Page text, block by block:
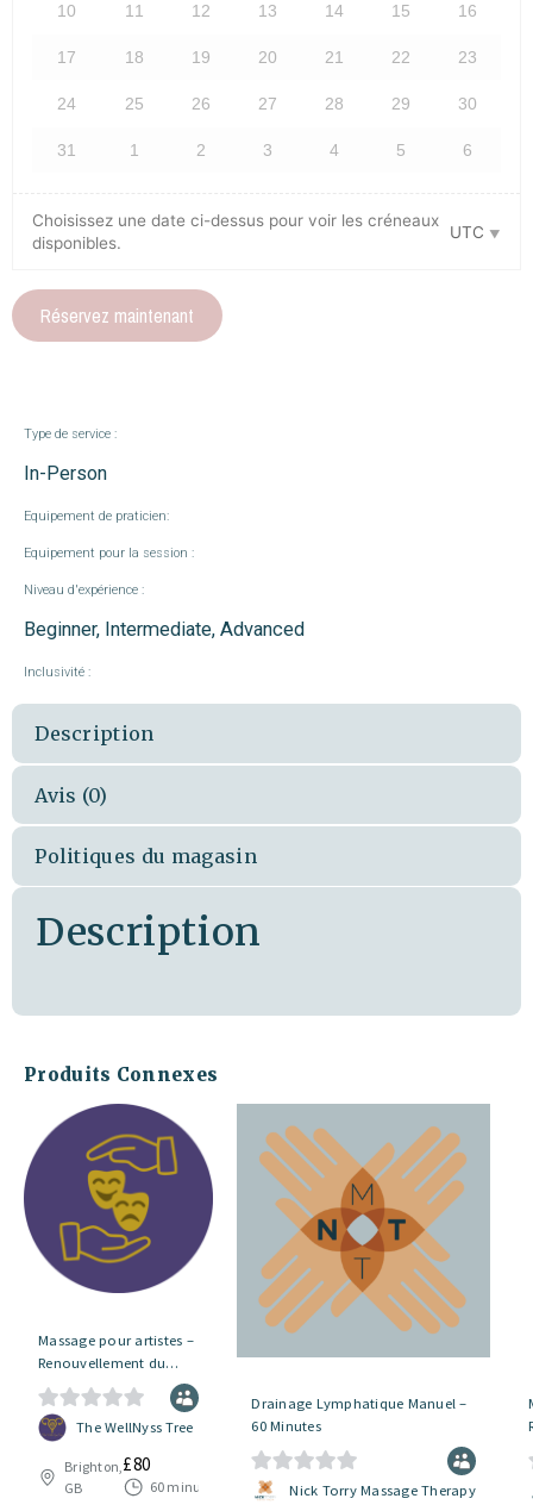
10 11 12 13 14 15 16
17 18 19 20 21 22 23
24 25 26 27 28 29 30
31 1 2 3 4 5 6
Choisissez une date ci-dessus pour voir les créneaux
disponibles.
UTC
Réservez maintenant
Type de service :
In-Person
Equipement de praticien:
Equipement pour la session :
Niveau d'expérience :
Beginner, Intermediate, Advanced
Inclusivité :
Description
Avis (0)
Politiques du magasin
Description
Produits Connexes
Massage pour artistes –
Renouvellement du
rendez-vous
0
u
The WellNyss Tree
Brighton,
GB
£80
60 minutes
Drainage Lymphatique Manuel –
60 Minutes
0
Nick Torry Massage Therapy